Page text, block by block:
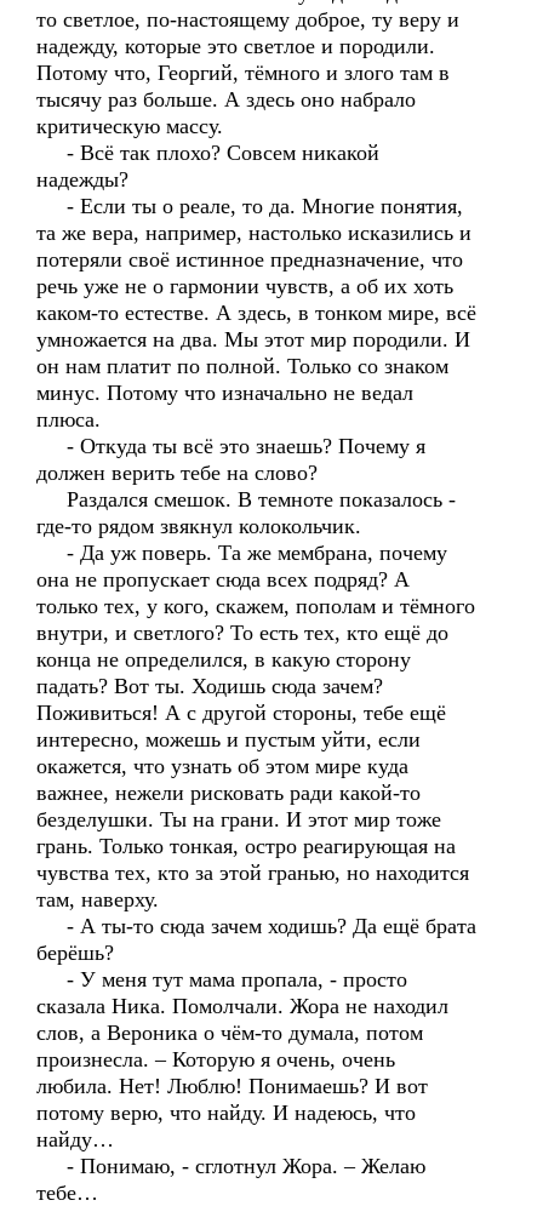
то светлое, по-настоящему доброе, ту веру и
надежду, которые это светлое и породили.
Потому что, Георгий, тёмного и злого там в
тысячу раз больше. А здесь оно набрало
критическую массу.
- Всё так плохо? Совсем никакой
надежды?
- Если ты о реале, то да. Многие понятия,
та же вера, например, настолько исказились и
потеряли своё истинное предназначение, что
речь уже не о гармонии чувств, а об их хоть
каком-то естестве. А здесь, в тонком мире, всё
умножается на два. Мы этот мир породили. И
он нам платит по полной. Только со знаком
минус. Потому что изначально не ведал
плюса.
- Откуда ты всё это знаешь? Почему я
должен верить тебе на слово?
Раздался смешок. В темноте показалось -
где-то рядом звякнул колокольчик.
- Да уж поверь. Та же мембрана, почему
она не пропускает сюда всех подряд? А
только тех, у кого, скажем, пополам и тёмного
внутри, и светлого? То есть тех, кто ещё до
конца не определился, в какую сторону
падать? Вот ты. Ходишь сюда зачем?
Поживиться! А с другой стороны, тебе ещё
интересно, можешь и пустым уйти, если
окажется, что узнать об этом мире куда
важнее, нежели рисковать ради какой-то
безделушки. Ты на грани. И этот мир тоже
грань. Только тонкая, остро реагирующая на
чувства тех, кто за этой гранью, но находится
там, наверху.
- А ты-то сюда зачем ходишь? Да ещё брата
берёшь?
- У меня тут мама пропала, - просто
сказала Ника. Помолчали. Жора не находил
слов, а Вероника о чём-то думала, потом
произнесла. – Которую я очень, очень
любила. Нет! Люблю! Понимаешь? И вот
потому верю, что найду. И надеюсь, что
найду…
- Понимаю, - сглотнул Жора. – Желаю
тебе…